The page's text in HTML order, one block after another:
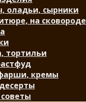
оладьи, сырники
на сковороде
тортильи
кремы